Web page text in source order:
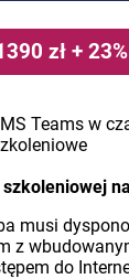
zł +
Teams w
musi
z
do